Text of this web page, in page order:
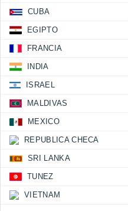
CUBA
EGIPTO
FRANCIA
INDIA
ISRAEL
MALDIVAS
MEXICO
REPUBLICA CHECA
SRI LANKA
TUNEZ
VIETNAM